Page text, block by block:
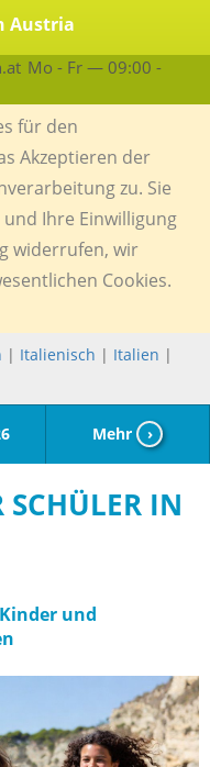
Austria
Mo - Fr — 09:00 -
für den
Akzeptieren der
zu. Sie
und Ihre Einwilligung
widerrufen, wir
Cookies.
| Italienisch | Italien |
Mehr ›
SCHÜLER IN
und